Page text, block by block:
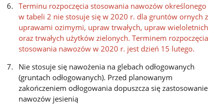
Terminu rozpoczęcia stosowania nawozów określonego
w tabeli 2 nie stosuje się w 2020 r. dla gruntów ornych z
uprawami ozimymi, upraw trwałych, upraw wieloletnich
oraz trwałych użytków zielonych. Terminem rozpoczęcia
stosowania nawozów w 2020 r. jest dzień 15 lutego.
Nie stosuje się nawożenia na glebach odłogowanych
(gruntach odłogowanych). Przed planowanym
zakończeniem odłogowania dopuszcza się zastosowanie
nawozów jesienią